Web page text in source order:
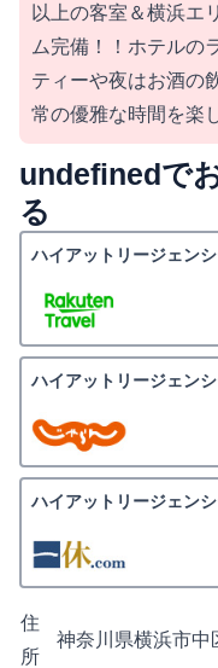
以上の客室＆横浜エ
ム完備！！ホテルの
ティーや夜はお酒の
常の優雅な時間を楽
undefinedで
る
ハイアットリージェン
ハイアットリージェン
ハイアットリージェン
住
所
神奈川県横浜市中